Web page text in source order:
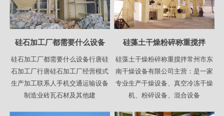
硅石加工厂都需要什么设备
硅石加工厂都需要什么设备行唐硅
石加工厂行唐硅石加工厂经营模式
生产加工联系人手机交通运输设备
制造业砖瓦石材及其他建
硅藻土干燥粉碎称重搅拌
硅藻土干燥粉碎称重搅拌常州市东
南干燥设备有限公司主营：是一家
专业生产干燥设备、真空冷冻干燥
机、粉碎设备、混合设备